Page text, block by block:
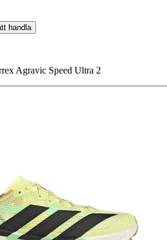
handla
Agravic Speed Ultra 2